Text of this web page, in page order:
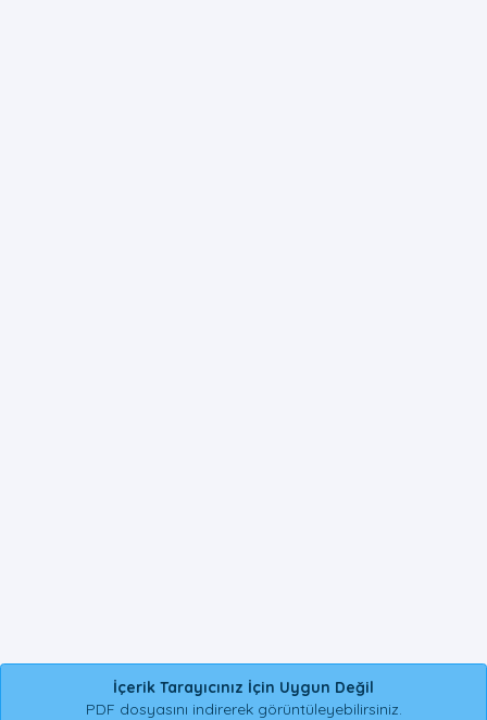
İçerik Tarayıcınız İçin Uygun Değil
PDF dosyasını indirerek görüntüleyebilirsiniz.